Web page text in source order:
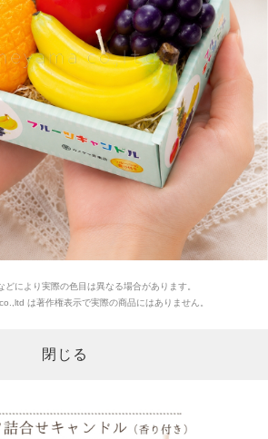
どにより実際の色目は異なる場合があります。
は著作権表示で実際の商品にはありません。
閉じる